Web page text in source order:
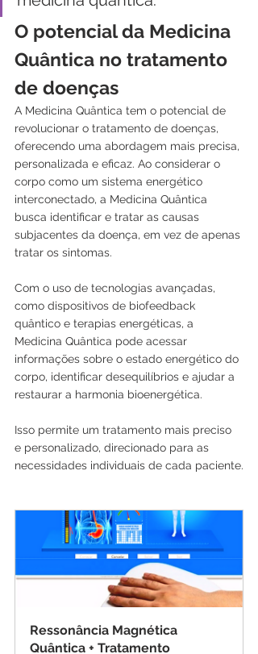
O potencial da Medicina
Quântica no tratamento
de doenças
A Medicina Quântica tem o potencial de
revolucionar o tratamento de doenças,
oferecendo uma abordagem mais precisa,
personalizada e eficaz. Ao considerar o
corpo como um sistema energético
interconectado, a Medicina Quântica
busca identificar e tratar as causas
subjacentes da doença, em vez de apenas
tratar os sintomas.
Com o uso de tecnologias avançadas,
como dispositivos de biofeedback
quântico e terapias energéticas, a
Medicina Quântica pode acessar
informações sobre o estado energético do
corpo, identificar desequilíbrios e ajudar a
restaurar a harmonia bioenergética.
Isso permite um tratamento mais preciso
e personalizado, direcionado para as
necessidades individuais de cada paciente.
Ressonância Magnética
Quântica + Tratamento